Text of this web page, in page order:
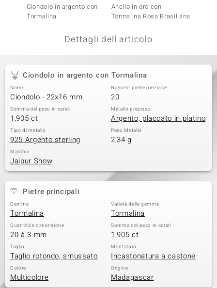
Ciondolo in argento con
Tormalina
Anello in oro con
Tormalina Rosa Brasiliana
Dettagli dell'articolo
Ciondolo in argento con Tormalina
Nome
Ciondolo - 22x16 mm
Numero pietre preziose
20
Somma del peso in carati
1,905 ct
Metallo prezioso
Argento, placcato in platino
Tipo di metallo
925 Argento sterling
Peso Metallo
2,34 g
Marchio
Jaipur Show
Pietre principali
Gemme
Tormalina
Varietà delle gemme
Tormalina
Quantità e dimensione
20 à 3 mm
Somma del peso in carati
1,905 ct
Taglio
Taglio rotondo, smussato
Montatura
Incastonatura a castone
Colore
Multicolore
Origine
Madagascar